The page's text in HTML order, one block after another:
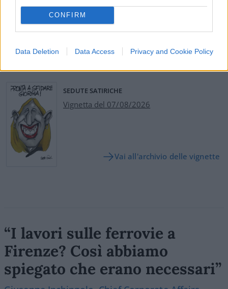
CONFIRM
Data Deletion Data Access Privacy and Cookie Policy
#CALDO #CLIMA #TEMPERATURA
Leggi i commenti
SEDUTE SATIRICHE
Vignetta del 07/08/2026
Vai all'archivio delle vignette
“I lavori sulle ferrovie a
Firenze? Così abbiamo
spiegato che erano necessari”